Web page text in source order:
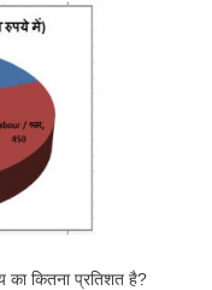
का कितना प्रतिशत है?